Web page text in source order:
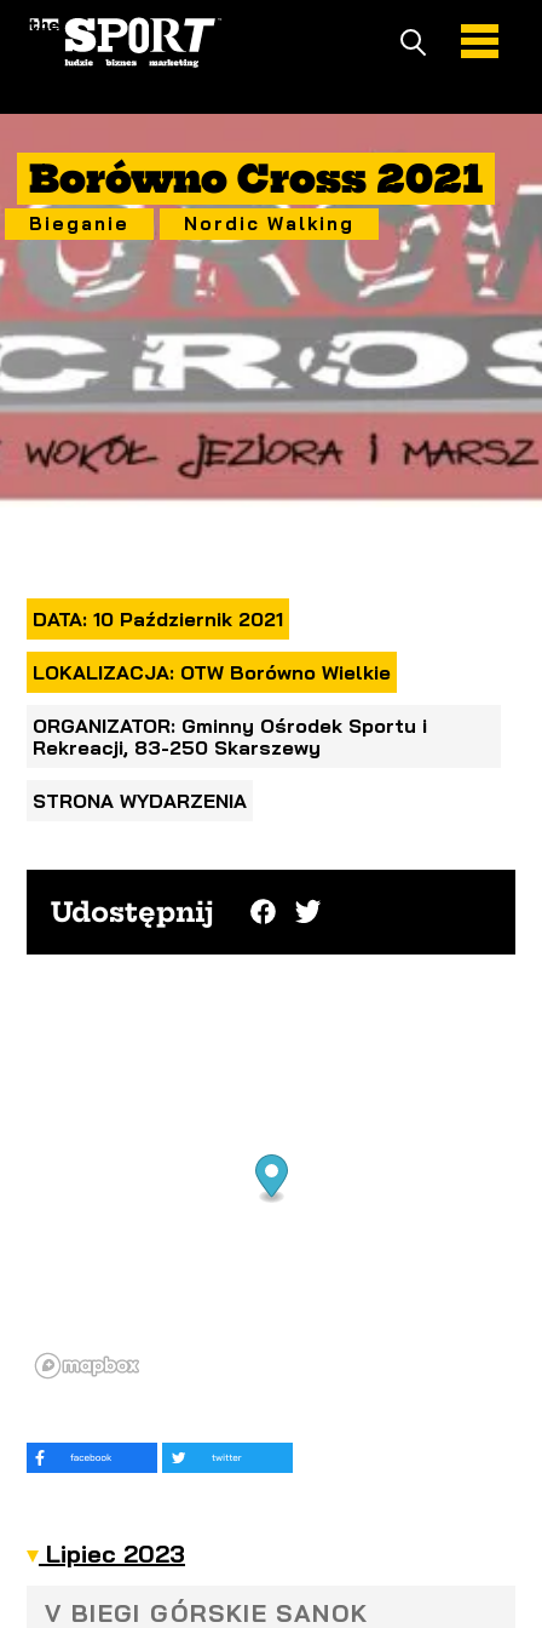
Borówno Cross 2021
Bieganie Nordic Walking
DATA: 10 Październik 2021
LOKALIZACJA: OTW Borówno Wielkie
ORGANIZATOR: Gminny Ośrodek Sportu i
Rekreacji, 83-250 Skarszewy
STRONA WYDARZENIA
Udostępnij
Lipiec 2023
V BIEGI GÓRSKIE SANOK